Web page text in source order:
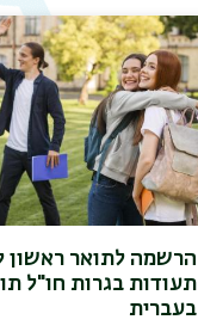
הרשמה לתואר ראשון
תעודות בגרות חו"ל
בעברית